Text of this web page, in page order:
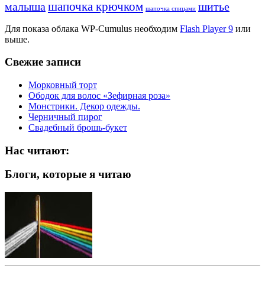
малыша шапочка крючком шапочка спицами шитье
Для показа облака WP-Cumulus необходим Flash Player 9 или
выше.
Свежие записи
Морковный торт
Ободок для волос «Зефирная роза»
Монстрики. Декор одежды.
Черничный пирог
Свадебный брошь-букет
Нас читают:
Блоги, которые я читаю